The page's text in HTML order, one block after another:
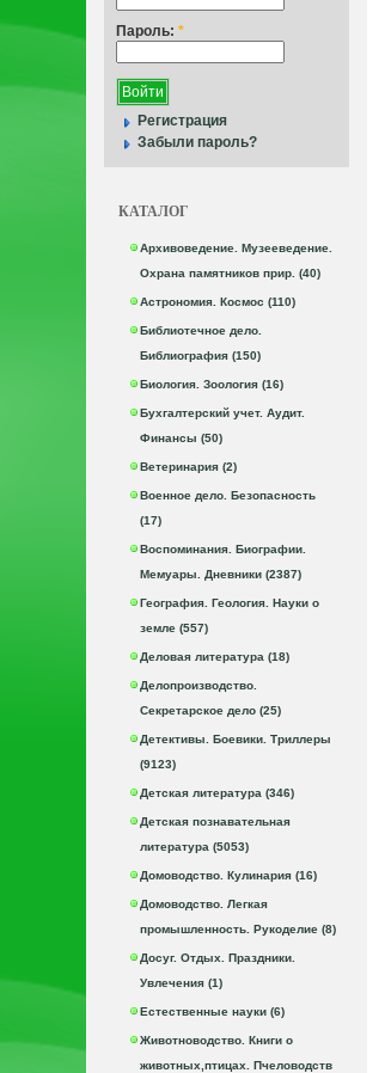
Пароль: *
Регистрация
Забыли пароль?
КАТАЛОГ
Архивоведение. Музееведение.
Охрана памятников прир. (40)
Астрономия. Космос (110)
Библиотечное дело.
Библиография (150)
Биология. Зоология (16)
Бухгалтерский учет. Аудит.
Финансы (50)
Ветеринария (2)
Военное дело. Безопасность
(17)
Воспоминания. Биографии.
Мемуары. Дневники (2387)
География. Геология. Науки о
земле (557)
Деловая литература (18)
Делопроизводство.
Секретарское дело (25)
Детективы. Боевики. Триллеры
(9123)
Детская литература (346)
Детская познавательная
литература (5053)
Домоводство. Кулинария (16)
Домоводство. Легкая
промышленность. Рукоделие (8)
Досуг. Отдых. Праздники.
Увлечения (1)
Естественные науки (6)
Животноводство. Книги о
животных,птицах. Пчеловодств